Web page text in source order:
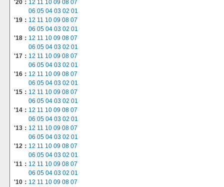
'20： 12 11 10 09 08 07
06 05 04 03 02 01
'19： 12 11 10 09 08 07
06 05 04 03 02 01
'18： 12 11 10 09 08 07
06 05 04 03 02 01
'17： 12 11 10 09 08 07
06 05 04 03 02 01
'16： 12 11 10 09 08 07
06 05 04 03 02 01
'15： 12 11 10 09 08 07
06 05 04 03 02 01
'14： 12 11 10 09 08 07
06 05 04 03 02 01
'13： 12 11 10 09 08 07
06 05 04 03 02 01
'12： 12 11 10 09 08 07
06 05 04 03 02 01
'11： 12 11 10 09 08 07
06 05 04 03 02 01
'10： 12 11 10 09 08 07